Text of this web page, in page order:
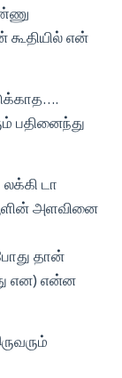
கூதியில் என்
பதினைந்து
டா
அளவினை
தான்
என) என்ன